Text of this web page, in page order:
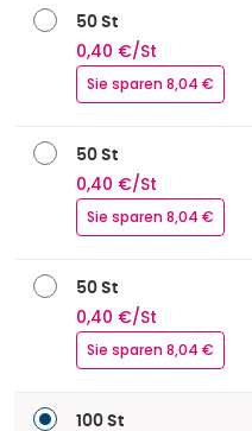
50 St
0,40 €/St
Sie sparen 8,04 €
50 St
0,40 €/St
Sie sparen 8,04 €
50 St
0,40 €/St
Sie sparen 8,04 €
100 St